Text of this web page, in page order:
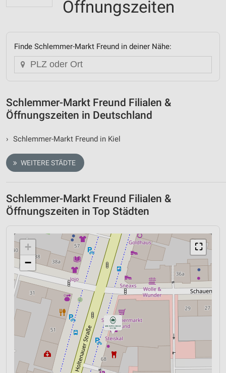
Öffnungszeiten
Finde Schlemmer-Markt Freund in deiner Nähe:
Schlemmer-Markt Freund Filialen &
Öffnungszeiten in Deutschland
› Schlemmer-Markt Freund in Kiel
WEITERE STÄDTE
Schlemmer-Markt Freund Filialen &
Öffnungszeiten in Top Städten
⛶
+
−